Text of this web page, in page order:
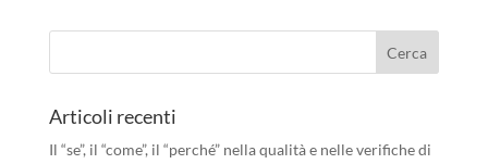
Articoli recenti
Il “se”, il “come”, il “perché” nella qualità e nelle verifiche di